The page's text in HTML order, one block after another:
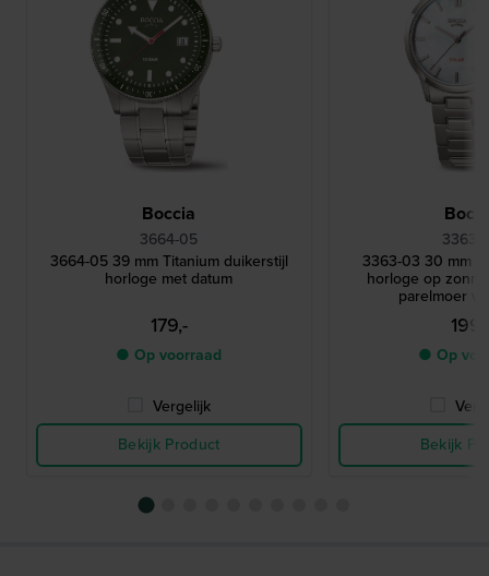
Boccia
3664-05
3664-05 39 mm Titanium duikerstijl
horloge met datum
179,-
● Op voorraad
Vergelijk
Bekijk Product
3363-
3363-03 30 mm
horloge op
parelmoer
● Op
Bekijk